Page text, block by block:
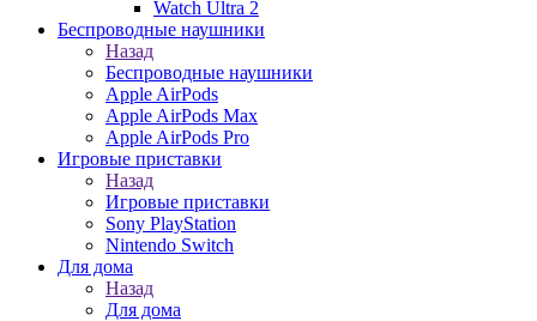
Watch Ultra 2
Беспроводные наушники
Назад
Беспроводные наушники
Apple AirPods
Apple AirPods Max
Apple AirPods Pro
Игровые приставки
Назад
Игровые приставки
Sony PlayStation
Nintendo Switch
Для дома
Назад
Для дома